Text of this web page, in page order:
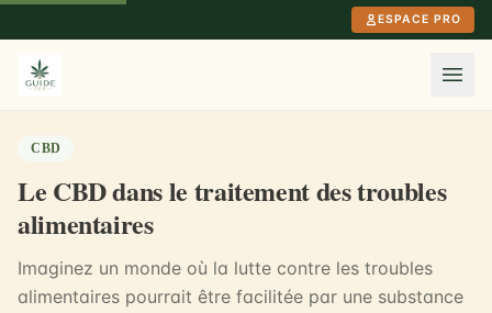
ESPACE PRO
CBD
Le CBD dans le traitement des troubles
alimentaires
Imaginez un monde où la lutte contre les troubles
alimentaires pourrait être facilitée par une substance